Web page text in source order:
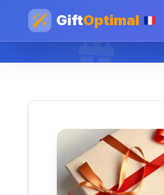
GiftOptimal